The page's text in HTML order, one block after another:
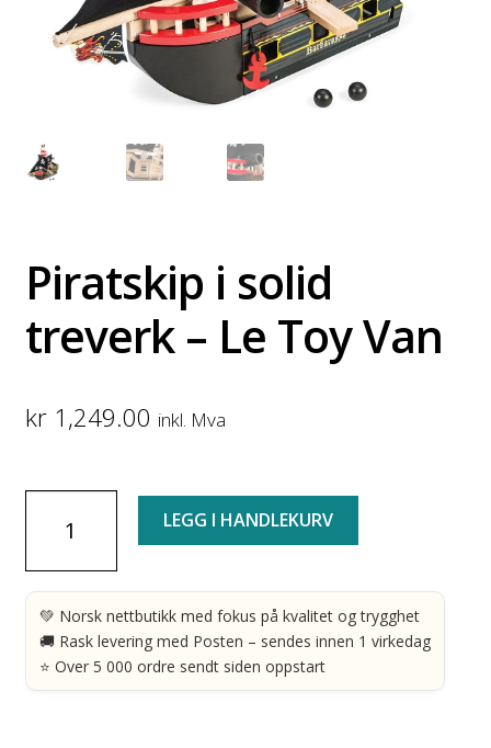
Piratskip i solid
treverk – Le Toy Van
kr1,249.00 inkl. Mva
Le
Toy
Van
LEGG I HANDLEKURV
💚 Norsk nettbutikk med fokus på kvalitet og trygghet
🚚 Rask levering med Posten – sendes innen 1 virkedag
⭐ Over 5 000 ordre sendt siden oppstart